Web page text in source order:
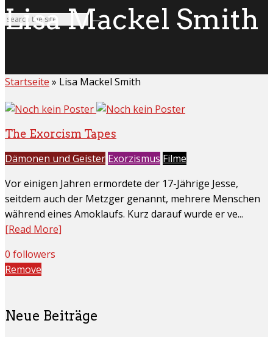
Lisa Mackel Smith
Startseite » Lisa Mackel Smith
The Exorcism Tapes
Dämonen und Geister Exorzismus Filme
Vor einigen Jahren ermordete der 17-Jährige Jesse,
seitdem auch der Metzger genannt, mehrere Menschen
während eines Amoklaufs. Kurz darauf wurde er ve...
[Read More]
0 followers
Remove
Neue Beiträge